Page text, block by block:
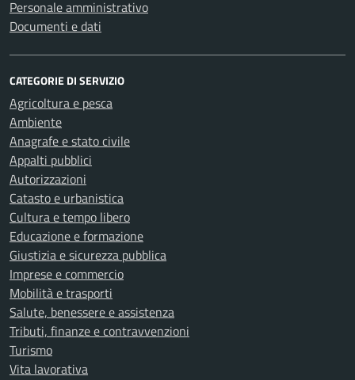
Personale amministrativo
Documenti e dati
CATEGORIE DI SERVIZIO
Agricoltura e pesca
Ambiente
Anagrafe e stato civile
Appalti pubblici
Autorizzazioni
Catasto e urbanistica
Cultura e tempo libero
Educazione e formazione
Giustizia e sicurezza pubblica
Imprese e commercio
Mobilità e trasporti
Salute, benessere e assistenza
Tributi, finanze e contravvenzioni
Turismo
Vita lavorativa